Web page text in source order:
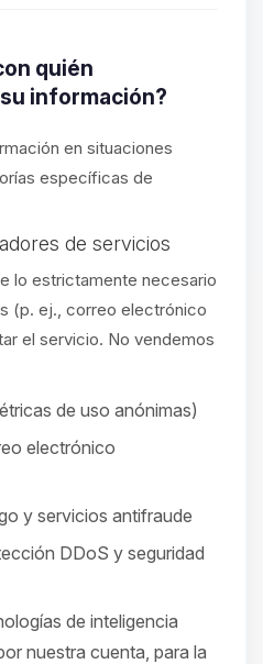
quién
información?
en situaciones
específicas de
de servicios
lo estrictamente necesario
(p. ej., correo electrónico
el servicio. No vendemos
de uso anónimas)
electrónico
y servicios antifraude
DDoS y seguridad
de inteligencia
nuestra cuenta, para la